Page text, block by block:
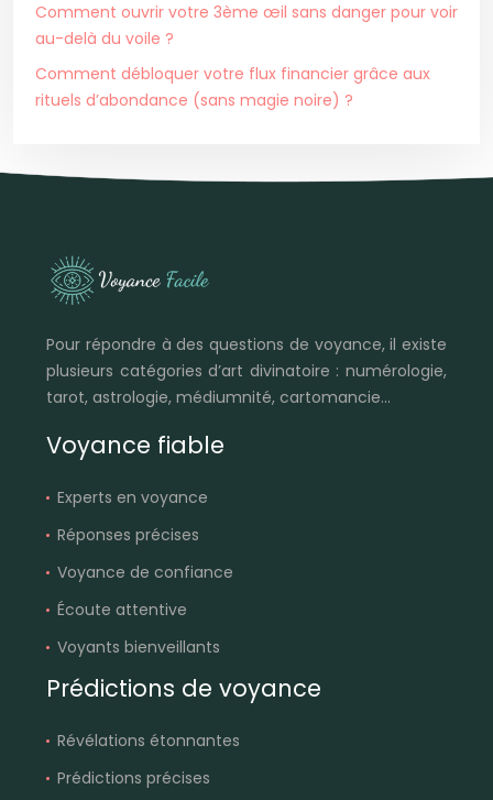
Comment ouvrir votre 3ème œil sans danger pour voir
au-delà du voile ?
Comment débloquer votre flux financier grâce aux
rituels d’abondance (sans magie noire) ?
Pour répondre à des questions de voyance, il existe
plusieurs catégories d’art divinatoire : numérologie,
tarot, astrologie, médiumnité, cartomancie…
Voyance fiable
Experts en voyance
Réponses précises
Voyance de confiance
Écoute attentive
Voyants bienveillants
Prédictions de voyance
Révélations étonnantes
Prédictions précises